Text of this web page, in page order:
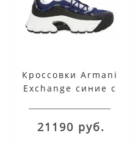
Кроссовки Armani
Exchange синие с
21190 руб.